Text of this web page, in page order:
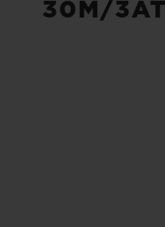
30M/